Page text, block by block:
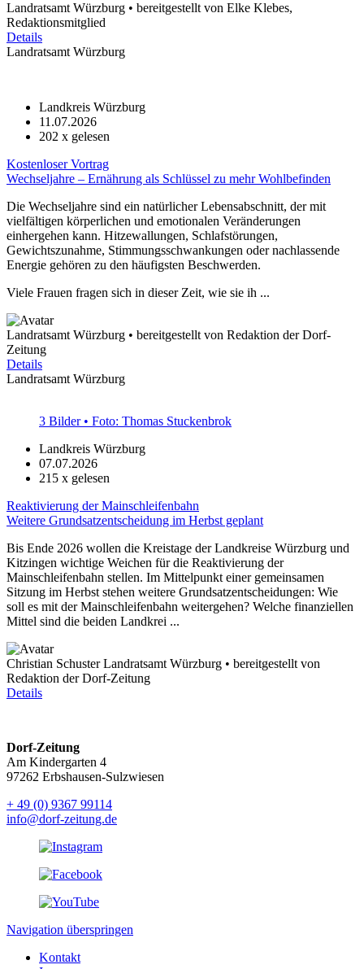
Landratsamt Würzburg • bereitgestellt von Elke Klebes,
Redaktionsmitglied
Details
Landratsamt Würzburg
Landkreis Würzburg
11.07.2026
202 x gelesen
Kostenloser Vortrag
Wechseljahre – Ernährung als Schlüssel zu mehr Wohlbefinden
Die Wechseljahre sind ein natürlicher Lebensabschnitt, der mit
vielfältigen körperlichen und emotionalen Veränderungen
einhergehen kann. Hitzewallungen, Schlafstörungen,
Gewichtszunahme, Stimmungsschwankungen oder nachlassende
Energie gehören zu den häufigsten Beschwerden.
Viele Frauen fragen sich in dieser Zeit, wie sie ih ...
Landratsamt Würzburg • bereitgestellt von Redaktion der Dorf-
Zeitung
Details
Landratsamt Würzburg
3 Bilder • Foto: Thomas Stuckenbrok
Landkreis Würzburg
07.07.2026
215 x gelesen
Reaktivierung der Mainschleifenbahn
Weitere Grundsatzentscheidung im Herbst geplant
Bis Ende 2026 wollen die Kreistage der Landkreise Würzburg und
Kitzingen wichtige Weichen für die Reaktivierung der
Mainschleifenbahn stellen. Im Mittelpunkt einer gemeinsamen
Sitzung im Herbst stehen weitere Grundsatzentscheidungen: Wie
soll es mit der Mainschleifenbahn weitergehen? Welche finanziellen
Mittel sind die beiden Landkrei ...
Christian Schuster Landratsamt Würzburg • bereitgestellt von
Redaktion der Dorf-Zeitung
Details
Dorf-Zeitung
Am Kindergarten 4
97262 Erbshausen-Sulzwiesen
+ 49 (0) 9367 99114
info@dorf-zeitung.de
Navigation überspringen
Kontakt